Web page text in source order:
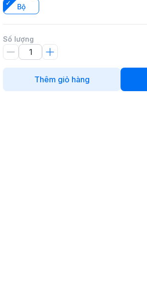
Bộ
Số lượng
Thêm giỏ hàng